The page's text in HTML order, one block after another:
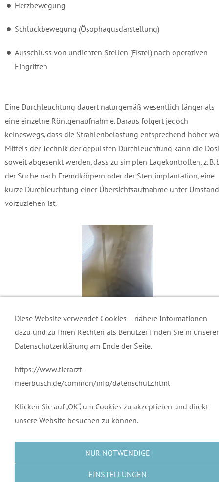
Herzbewegung
Schluckbewegung (Ösophagusdarstellung)
Ausschluss von undichten Stellen (Fistel) nach operativen
Eingriffen
Eine Durchleuchtung dauert naturgemäß wesentlich länger als
eine einzelne Röntgenaufnahme. Daraus folgert jedoch
keineswegs, dass die Strahlenbelastung entsprechend höher
Mittels der Technik der gepulsten Durchleuchtung kann die
soweit abgesenkt werden, dass zu simplen Lagekontrollen, z. B.
der Suche nach Fremdkörpern oder der Stentimplantation, eine
kurze Durchleuchtung einer Übersichtsaufnahme unter
vorzuziehen ist.
Impressum
Diese Website verwendet Cookies – nähere Informationen
dazu und zu Ihren Rechten als Benutzer finden Sie in unserer
Datenschutzerklärung am Ende der Seite.
https://www.tierarzt-
meerbusch.de/common/info/datenschutz.html
Klicken Sie auf „OK“, um Cookies zu akzeptieren und direkt
unsere Website besuchen zu können.
NUR NOTWENDIGE
EINSTELLUNGEN